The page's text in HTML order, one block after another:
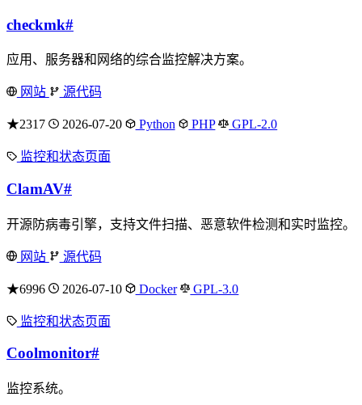
checkmk#
应用、服务器和网络的综合监控解决方案。
网站 源代码
★2317 2026-07-20 Python PHP GPL-2.0
监控和状态页面
ClamAV#
开源防病毒引擎，支持文件扫描、恶意软件检测和实时监控。
网站 源代码
★6996 2026-07-10 Docker GPL-3.0
监控和状态页面
Coolmonitor#
监控系统。